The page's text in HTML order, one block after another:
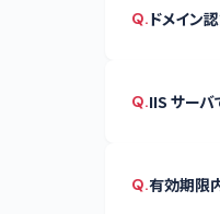
Q.ドメイン
Q.IIS サー
Q.有効期限